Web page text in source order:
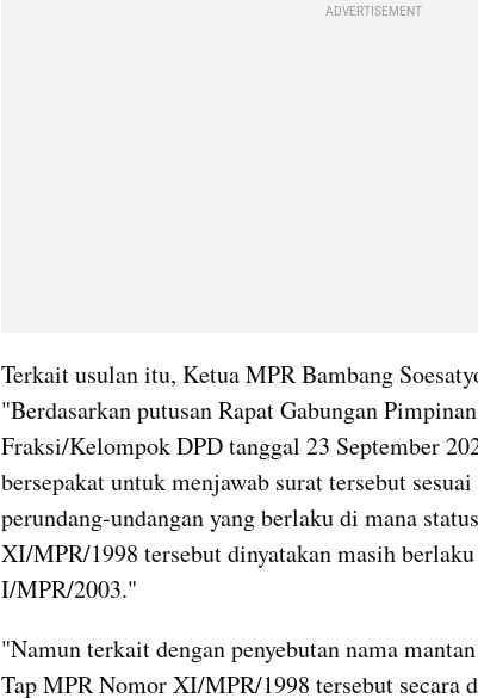
ADVERTISEMENT
Terkait usulan itu, Ketua MPR Bambang
"Berdasarkan putusan Rapat Gabungan
Fraksi/Kelompok DPD tanggal 23 September
bersepakat untuk menjawab surat tersebut
perundang-undangan yang berlaku di mana
XI/MPR/1998 tersebut dinyatakan masih
I/MPR/2003."
"Namun terkait dengan penyebutan nama
Tap MPR Nomor XI/MPR/1998 tersebut secara